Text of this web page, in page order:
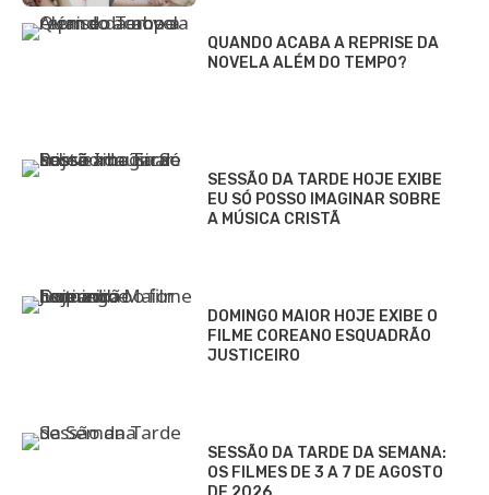
QUANDO ACABA A REPRISE DA
NOVELA ALÉM DO TEMPO?
SESSÃO DA TARDE HOJE EXIBE
EU SÓ POSSO IMAGINAR SOBRE
A MÚSICA CRISTÃ
DOMINGO MAIOR HOJE EXIBE O
FILME COREANO ESQUADRÃO
JUSTICEIRO
SESSÃO DA TARDE DA SEMANA:
OS FILMES DE 3 A 7 DE AGOSTO